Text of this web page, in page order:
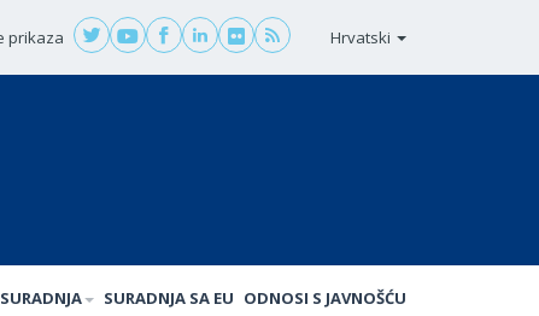
prikaza Hrvatski
SURADNJA SA EU ODNOSI S JAVNOŠĆU